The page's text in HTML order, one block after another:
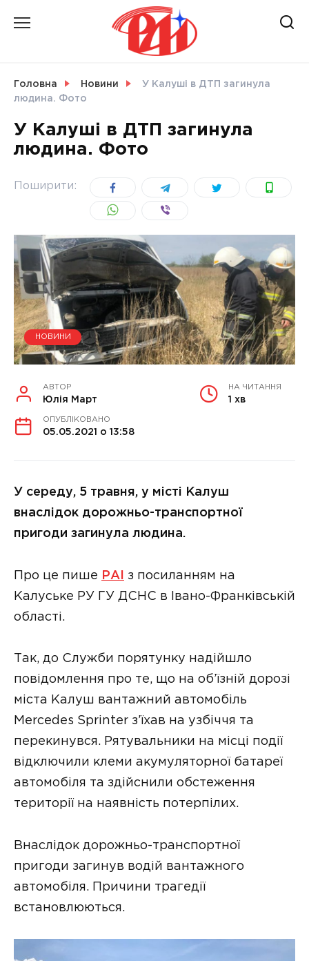
УКРАЇНА
Головна Новини
У Калуші в ДТП загинула
людина. Фото
У Калуші в ДТП загинула
людина. Фото
Поширити:
НОВИНИ
АВТОР
Юлія Март
НА ЧИТАННЯ
1 хв
ОПУБЛІКОВАНО
05.05.2021 о 13:58
У середу, 5 травня, у місті Калуш
внаслідок дорожньо-транспортної
пригоди загинула людина.
Про це пише РАІ
з посиланням на
Калуське РУ ГУ ДСНС в Івано-Франківській
області.
Так, до Служби порятунку надійшло
повідомлення про те, що на об’їзній дорозі
міста Калуш вантажний автомобіль
Mercedes Sprinter з’їхав на узбіччя та
перекинувся. Рятувальники на місці події
відключили клеми акумуляторної батареї
автомобіля та здійснили обстеження
території на наявність потерпілих.
Внаслідок дорожньо-транспортної
пригоди загинув водій вантажного
автомобіля. Причини трагедії
встановлюються.